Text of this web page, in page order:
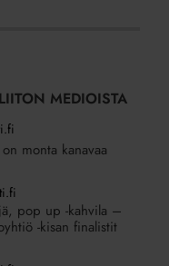
MEDIOISTA
monta kanavaa
pop up -kahvila –
-kisan finalistit